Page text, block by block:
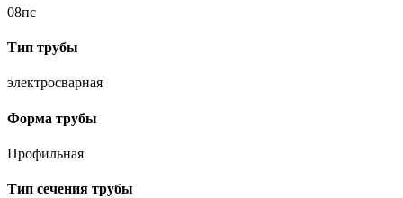
08пс
Тип трубы
электросварная
Форма трубы
Профильная
Тип сечения трубы